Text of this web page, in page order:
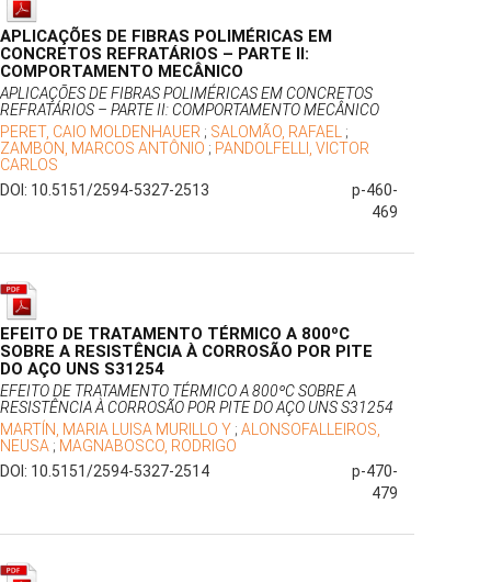
APLICAÇÕES DE FIBRAS POLIMÉRICAS EM
CONCRETOS REFRATÁRIOS – PARTE II:
COMPORTAMENTO MECÂNICO
APLICAÇÕES DE FIBRAS POLIMÉRICAS EM CONCRETOS
REFRATÁRIOS – PARTE II: COMPORTAMENTO MECÂNICO
PERET, CAIO MOLDENHAUER ; SALOMÃO, RAFAEL ;
ZAMBON, MARCOS ANTÔNIO ; PANDOLFELLI, VICTOR
CARLOS
DOI: 10.5151/2594-5327-2513
p-460-
469
EFEITO DE TRATAMENTO TÉRMICO A 800ºC
SOBRE A RESISTÊNCIA À CORROSÃO POR PITE
DO AÇO UNS S31254
EFEITO DE TRATAMENTO TÉRMICO A 800ºC SOBRE A
RESISTÊNCIA À CORROSÃO POR PITE DO AÇO UNS S31254
MARTÍN, MARIA LUISA MURILLO Y ; ALONSOFALLEIROS,
NEUSA ; MAGNABOSCO, RODRIGO
DOI: 10.5151/2594-5327-2514
p-470-
479